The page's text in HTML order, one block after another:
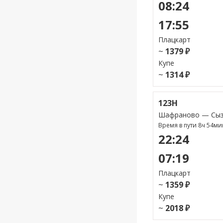
08:24
17:55
Плацкарт
~ 1379 ₽
Купе
~ 1314 ₽
123Н
Шафраново —
Время в пути 8ч
22:24
07:19
Плацкарт
~ 1359 ₽
Купе
~ 2018 ₽